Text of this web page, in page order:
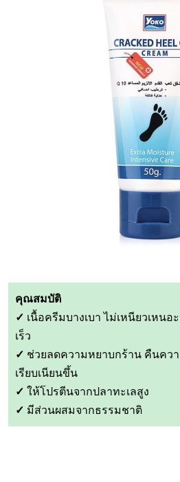
คุณสมบัติ
✓ เนื้อครีมบางเบา ไม่เหนียวเหน
เร็ว
✓ ช่วยลดความหยาบกร้าน คืนคว
เรียบเนียนขึ้น
✓ ให้โปรตีนจากปลาทะเลสูง
✓ มีส่วนผสมจากธรรมชาติ